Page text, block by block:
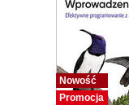
Nowość
Promocja